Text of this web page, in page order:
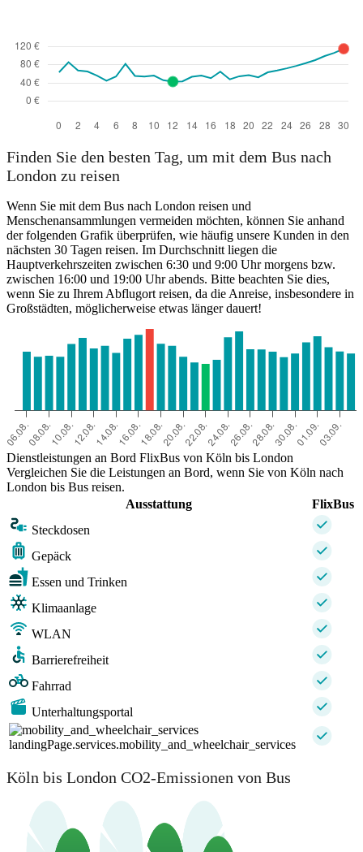
Finden Sie den besten Tag, um mit dem Bus nach
London zu reisen
Wenn Sie mit dem Bus nach London reisen und
Menschenansammlungen vermeiden möchten, können Sie anhand
der folgenden Grafik überprüfen, wie häufig unsere Kunden in den
nächsten 30 Tagen reisen. Im Durchschnitt liegen die
Hauptverkehrszeiten zwischen 6:30 und 9:00 Uhr morgens bzw.
zwischen 16:00 und 19:00 Uhr abends. Bitte beachten Sie dies,
wenn Sie zu Ihrem Abflugort reisen, da die Anreise, insbesondere in
Großstädten, möglicherweise etwas länger dauert!
Dienstleistungen an Bord FlixBus von Köln bis London
Vergleichen Sie die Leistungen an Bord, wenn Sie von Köln nach
London bis Bus reisen.
Ausstattung
FlixBus
Steckdosen
Gepäck
Essen und Trinken
Klimaanlage
WLAN
Barrierefreiheit
Fahrrad
Unterhaltungsportal
landingPage.services.mobility_and_wheelchair_services
Köln bis London CO2-Emissionen von Bus